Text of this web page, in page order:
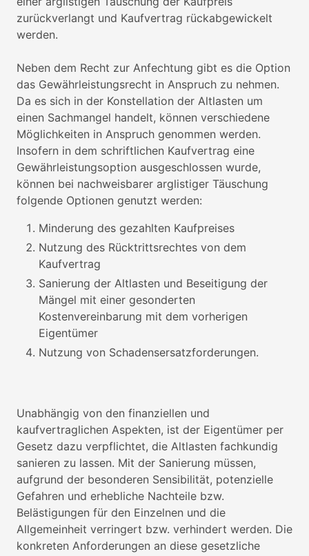
zurückverlangt und Kaufvertrag rückabgewickelt
werden.
Neben dem Recht zur Anfechtung gibt es die Option
das Gewährleistungsrecht in Anspruch zu nehmen.
Da es sich in der Konstellation der Altlasten um
einen Sachmangel handelt, können verschiedene
Möglichkeiten in Anspruch genommen werden.
Insofern in dem schriftlichen Kaufvertrag eine
Gewährleistungsoption ausgeschlossen wurde,
können bei nachweisbarer arglistiger Täuschung
folgende Optionen genutzt werden:
Minderung des gezahlten Kaufpreises
Nutzung des Rücktrittsrechtes von dem
Kaufvertrag
Sanierung der Altlasten und Beseitigung der
Mängel mit einer gesonderten
Kostenvereinbarung mit dem vorherigen
Eigentümer
Nutzung von Schadensersatzforderungen.
Unabhängig von den finanziellen und
kaufvertraglichen Aspekten, ist der Eigentümer per
Gesetz dazu verpflichtet, die Altlasten fachkundig
sanieren zu lassen. Mit der Sanierung müssen,
aufgrund der besonderen Sensibilität, potenzielle
Gefahren und erhebliche Nachteile bzw.
Belästigungen für den Einzelnen und die
Allgemeinheit verringert bzw. verhindert werden. Die
konkreten Anforderungen an diese gesetzliche